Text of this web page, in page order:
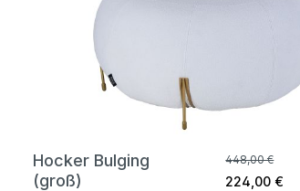
Hocker Bulging
(groß)
448,00 €
224,00 €